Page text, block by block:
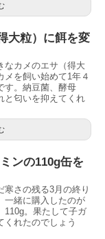
大粒）に餌を変
なカメのエサ（得大
メを飼い始めて1年４
す。納豆菌、酵母
と匂いを抑えてくれ
ンの110g缶を
寒さの残る3月の終り
一緒に購入したのが
110g。果たして子ガ
くれたのでしょう